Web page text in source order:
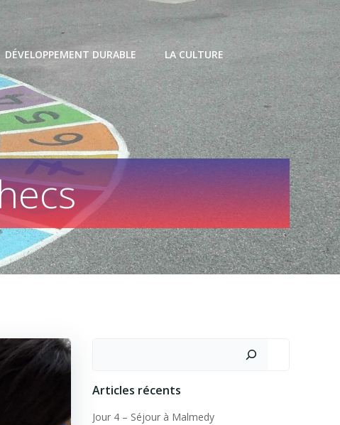
DÉVELOPPEMENT DURABLE LA CULTURE
Articles récents
Jour 4 – Séjour à Malmedy